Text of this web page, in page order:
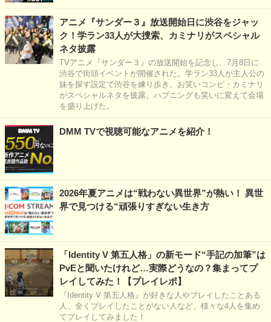
アニメ『サンダー３』放送開始日に渋谷をジャッ
ク！学ラン33人が大捜索、カミナリがスペシャル
ネタ披露
TVアニメ『サンダー３』の放送開始を記念し、7月8日に
渋谷で街頭イベントが開催された。学ラン33人が主人公の
妹を探す設定で渋谷を練り歩き、お笑いコンビ・カミナリ
がスペシャルネタを披露。ハプニングも笑いに変えて会場
を盛り上げた。
DMM TVで視聴可能なアニメを紹介！
2026年夏アニメは“戦わない異世界”が熱い！ 異世
界で見つける“頑張りすぎない生き方
「Identity V 第五人格」の新モード“手記の加筆”は
PvEと聞いたけれど…実際どうなの？集まってプ
レイしてみた！【プレイレポ】
『Identity V 第五人格』が好きな人やプレイしたことある
人、全くプレイしたことがない人など、様々な4人を集め
てプレイしてみました！